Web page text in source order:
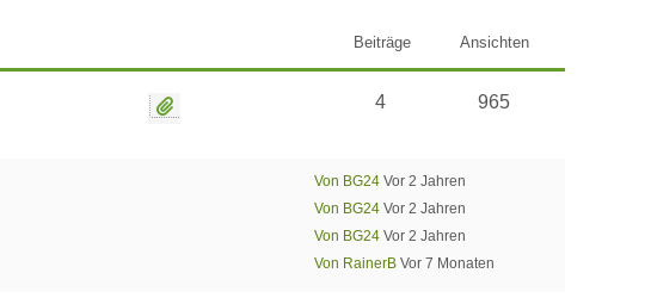
Ansichten
Beiträge
965
4
Von BG24 Vor 2 Jahren
Von BG24 Vor 2 Jahren
Von BG24 Vor 2 Jahren
Von RainerB Vor 7 Monaten